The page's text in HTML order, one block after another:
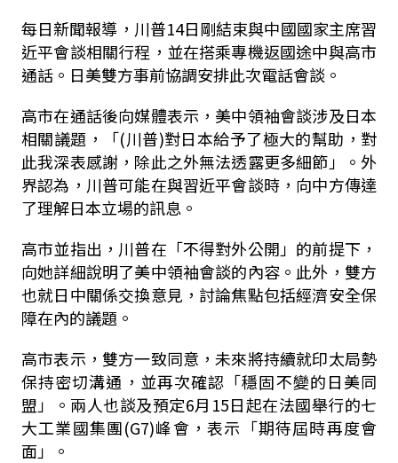
每日新聞報導，川普14日剛結束與中國國家主席習
近平會談相關行程，並在搭乘專機返國途中與高市
通話。日美雙方事前協調安排此次電話會談。
高市在通話後向媒體表示，美中領袖會談涉及日本
相關議題，「(川普)對日本給予了極大的幫助，對
此我深表感謝，除此之外無法透露更多細節」。外
界認為，川普可能在與習近平會談時，向中方傳達
了理解日本立場的訊息。
高市並指出，川普在「不得對外公開」的前提下，
向她詳細說明了美中領袖會談的內容。此外，雙方
也就日中關係交換意見，討論焦點包括經濟安全保
障在內的議題。
高市表示，雙方一致同意，未來將持續就印太局勢
保持密切溝通，並再次確認「穩固不變的日美同
盟」。兩人也談及預定6月15日起在法國舉行的七
大工業國集團(G7)峰會，表示「期待屆時再度會
面」。